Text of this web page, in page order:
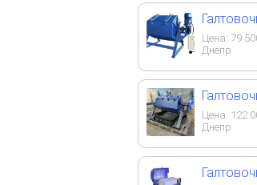
Цена: 79
Днепр
Цена: 122
Днепр